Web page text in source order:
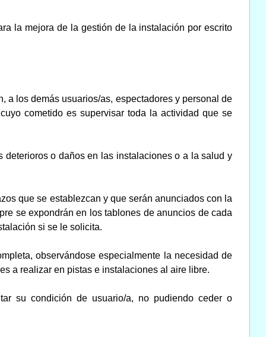
la mejora de la gestión de la instalación por escrito
a los demás usuarios/as, espectadores y personal de
cometido es supervisar toda la actividad que se
o daños en las instalaciones o a la salud y
que se establezcan y que serán anunciados con la
se expondrán en los tablones de anuncios de cada
si se le solicita.
observándose especialmente la necesidad de
a realizar en pistas e instalaciones al aire libre.
su condición de usuario/a, no pudiendo ceder o